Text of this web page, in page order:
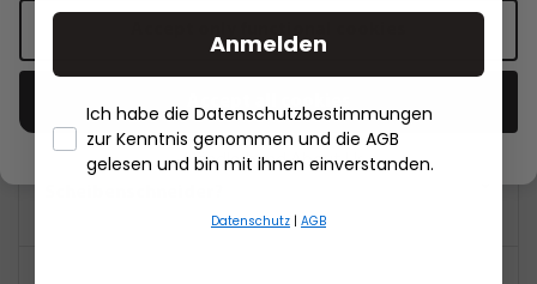
Scheibenschneider?
Wie funktioniert der RAPIDO
- Händlerbund About Us
Anmelden
Ich habe die Datenschutzbestimmungen
zur Kenntnis genommen und die AGB
gelesen und bin mit ihnen einverstanden.
Datenschutz | AGB